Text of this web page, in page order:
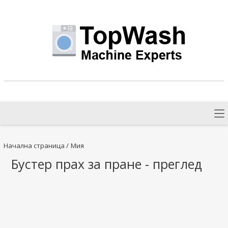
Начална страница / Мия
Бустер прах за пране - преглед